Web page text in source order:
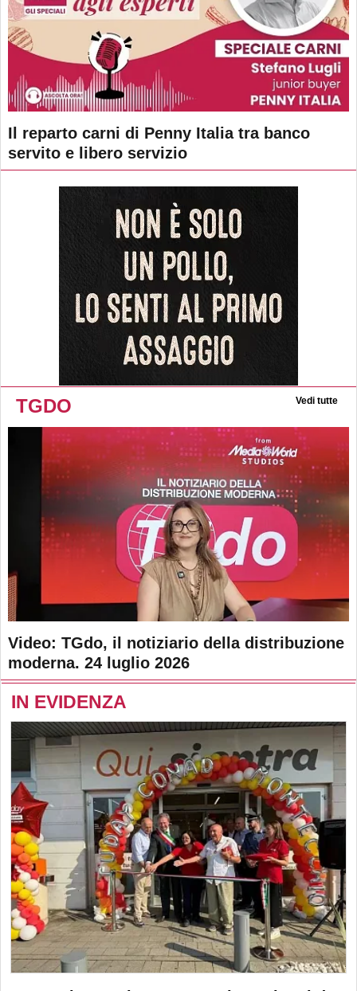
Il reparto carni di Penny Italia tra banco
servito e libero servizio
TGDO Vedi tutte
Video: TGdo, il notiziario della distribuzione
moderna. 24 luglio 2026
IN EVIDENZA